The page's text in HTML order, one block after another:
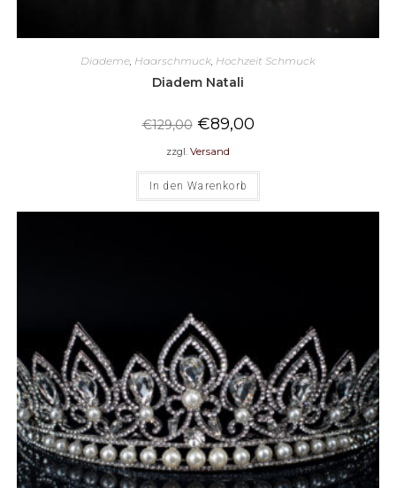
Diademe Haarschmuck Hochzeit Schmuck
Diadem Natali
€129,00 €89,00
zzgl. Versand
In den Warenkorb